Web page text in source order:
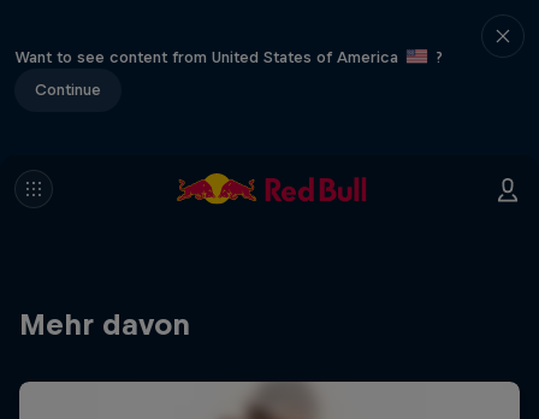
Want to see content from United States of America
?
Continue
Mehr davon